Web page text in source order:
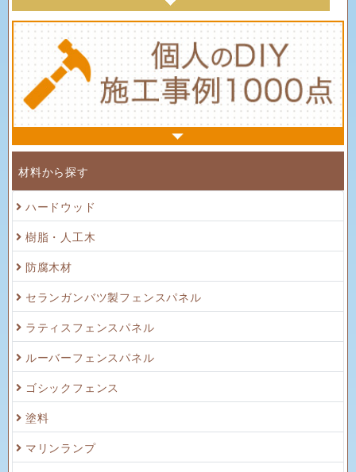
材料から探す
ハードウッド
樹脂・人工木
防腐木材
セランガンバツ製フェンスパネル
ラティスフェンスパネル
ルーバーフェンスパネル
ゴシックフェンス
塗料
マリンランプ